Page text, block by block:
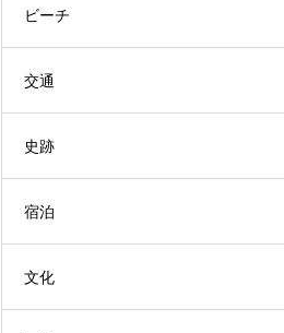
ビーチ
交通
史跡
宿泊
文化